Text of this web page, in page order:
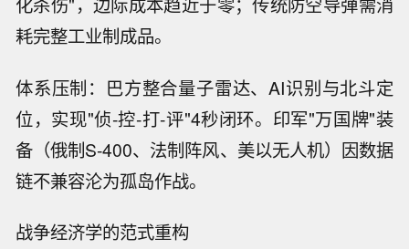
耗完整工业制成品。
体系压制：巴方整合量子雷达、AI识别与北斗定
位，实现"侦-控-打-评"4秒闭环。印军"万国牌"装
备（俄制S-400、法制阵风、美以无人机）因数据
链不兼容沦为孤岛作战。
战争经济学的范式重构